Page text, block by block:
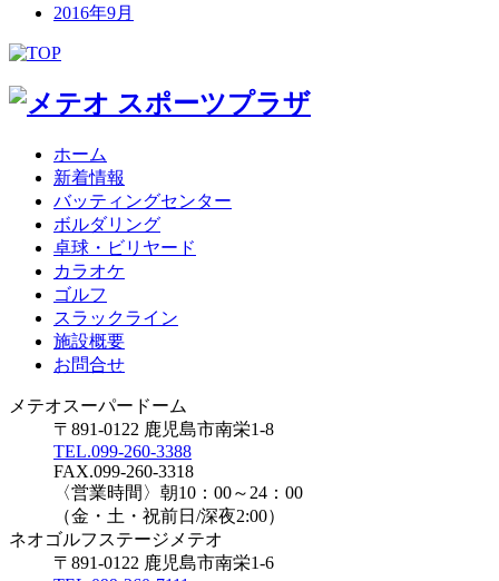
2016年9月
ホーム
新着情報
バッティングセンター
ボルダリング
卓球・ビリヤード
カラオケ
ゴルフ
スラックライン
施設概要
お問合せ
メテオスーパードーム
〒891-0122 鹿児島市南栄1-8
TEL.099-260-3388
FAX.099-260-3318
〈営業時間〉朝10：00～24：00
（金・土・祝前日/深夜2:00）
ネオゴルフステージメテオ
〒891-0122 鹿児島市南栄1-6